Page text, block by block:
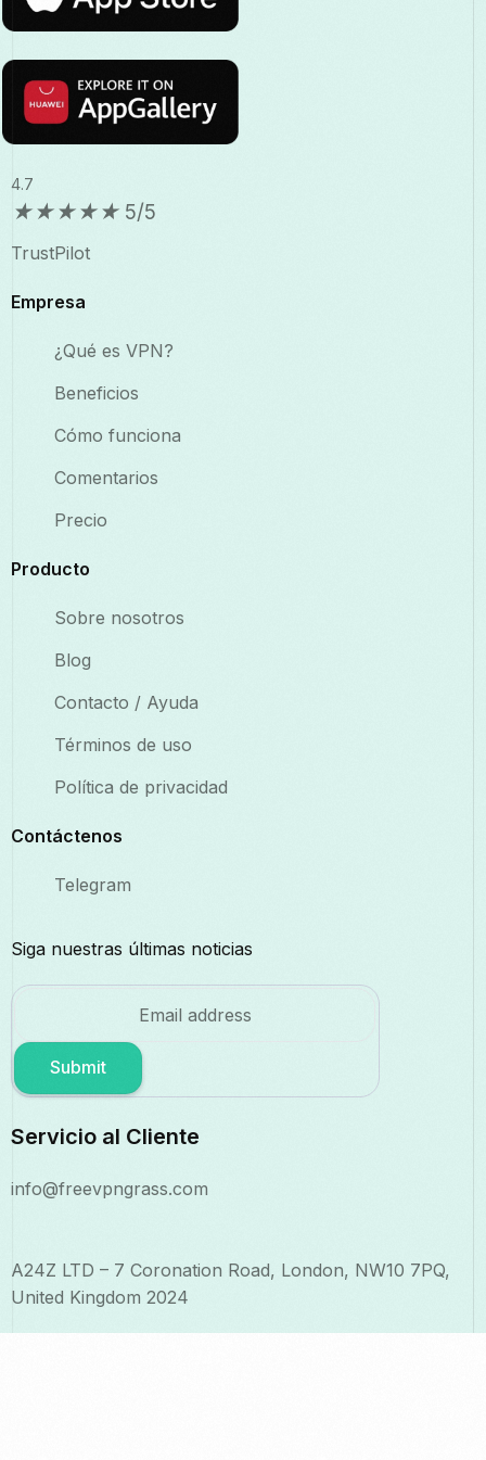
4.7
★★★★★ 5/5
TrustPilot
Empresa
¿Qué es VPN?
Beneficios
Cómo funciona
Comentarios
Precio
Producto
Sobre nosotros
Blog
Contacto / Ayuda
Términos de uso
Política de privacidad
Contáctenos
Telegram
Siga nuestras últimas noticias
Submit
Servicio al Cliente
info@freevpngrass.com
A24Z LTD – 7 Coronation Road, London, NW10 7PQ,
United Kingdom 2024